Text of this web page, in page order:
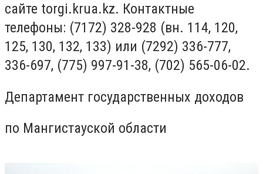
сайте torgi.krua.kz. Контактные
телефоны: (7172) 328-928 (вн. 114, 120,
125, 130, 132, 133) или (7292) 336-777,
336-697, (775) 997-91-38, (702) 565-06-02.
Департамент государственных доходов
по Мангистауской области